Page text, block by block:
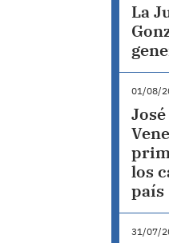
La
01/08/
los
país
31/07/